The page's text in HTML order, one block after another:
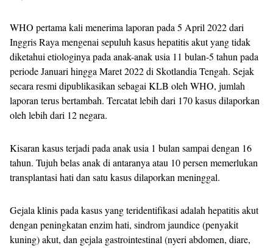
WHO pertama kali menerima laporan pada 5 April 2022 dari
Inggris Raya mengenai sepuluh kasus hepatitis akut yang tidak
diketahui etiologinya pada anak-anak usia 11 bulan-5 tahun pada
periode Januari hingga Maret 2022 di Skotlandia Tengah. Sejak
secara resmi dipublikasikan sebagai KLB oleh WHO, jumlah
laporan terus bertambah. Tercatat lebih dari 170 kasus dilaporkan
oleh lebih dari 12 negara.
Kisaran kasus terjadi pada anak usia 1 bulan sampai dengan 16
tahun. Tujuh belas anak di antaranya atau 10 persen memerlukan
transplantasi hati dan satu kasus dilaporkan meninggal.
Gejala klinis pada kasus yang teridentifikasi adalah hepatitis akut
dengan peningkatan enzim hati, sindrom jaundice (penyakit
kuning) akut, dan gejala gastrointestinal (nyeri abdomen, diare,